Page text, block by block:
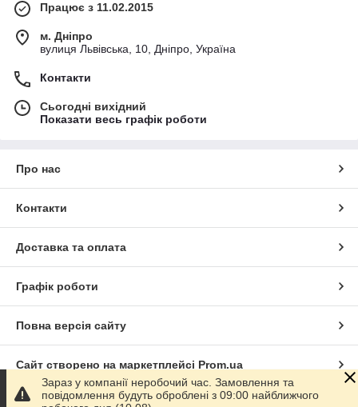
Працює з 11.02.2015
м. Дніпро
вулиця Львівська, 10, Дніпро, Україна
Контакти
Сьогодні вихідний
Показати весь графік роботи
Про нас
Контакти
Доставка та оплата
Графік роботи
Повна версія сайту
Сайт створено на маркетплейсі Prom.ua
Політика конфіденційності
Зараз у компанії неробочий час. Замовлення та
повідомлення будуть оброблені з 09:00 найближчого